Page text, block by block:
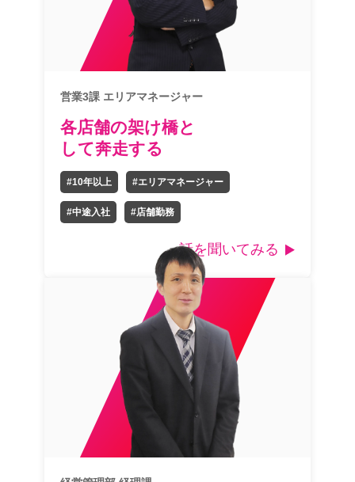
営業3課 エリアマネージャー
各店舗の架け橋と
して奔走する
#10年以上 #エリアマネージャー
#中途入社 #店舗勤務
話を聞いてみる